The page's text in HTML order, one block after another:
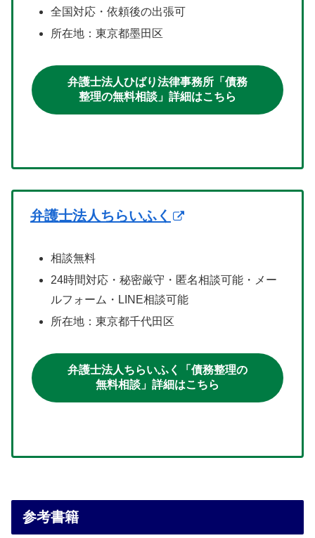
全国対応・依頼後の出張可
所在地：東京都墨田区
弁護士法人ひばり法律事務所「債務
整理の無料相談」詳細はこちら
弁護士法人ちらいふく
相談無料
24時間対応・秘密厳守・匿名相談可能・メー
ルフォーム・LINE相談可能
所在地：東京都千代田区
弁護士法人ちらいふく「債務整理の
無料相談」詳細はこちら
参考書籍